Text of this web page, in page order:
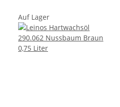
Auf Lager